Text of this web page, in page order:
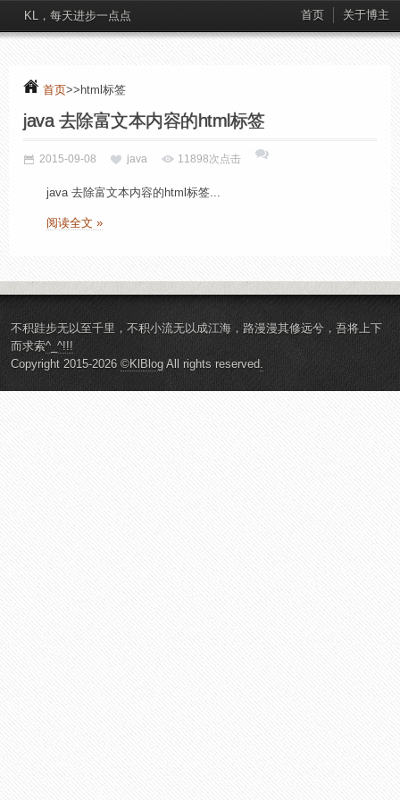
KL，每天进步一点点 首页 关于博主
首页>>html标签
java 去除富文本内容的html标签
2015-09-08 java 11898次点击
java 去除富文本内容的html标签...
阅读全文 »
不积跬步无以至千里，不积小流无以成江海，路漫漫其修远兮，吾将上下
而求索^_^!!!
Copyright 2015-2026 ©KlBlog All rights reserved.